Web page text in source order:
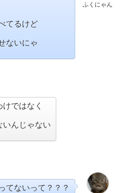
ふくにゃん
てるけど
ないにゃ
ではなく
いんじゃない
てないって？？？